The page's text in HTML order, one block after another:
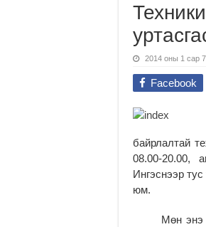
2014 оны 1 сар
Facebook
байрлалтай
08.00-20.00,
Ингэснээр
юм.
Мөн энэ